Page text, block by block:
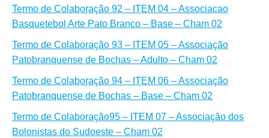
Termo de Colaboração 92 – ITEM 04 – Associacao
Basquetebol Arte Pato Branco – Base – Cham 02
Termo de Colaboração 93 – ITEM 05 – Associação
Patobranquense de Bochas – Adulto – Cham 02
Termo de Colaboração 94 – ITEM 06 – Associação
Patobranquense de Bochas – Base – Cham 02
Termo de Colaboração95 – ITEM 07 – Associação dos
Bolonistas do Sudoeste – Cham 02